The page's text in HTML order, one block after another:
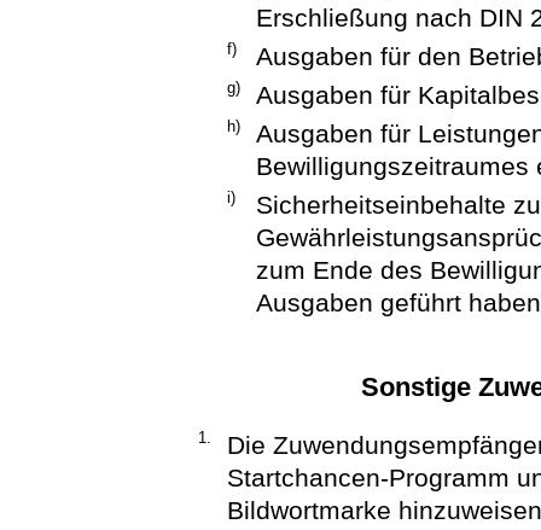
Erschließung nach DIN
f) Ausgaben für den
g) Ausgaben für
h)
Ausgaben für
Bewilligungszeitraumes
i)
Sicherheitseinbehalte
zum Ende des
Ausgaben geführt
Sonstige
1.
Die
Startchancen-Programm
Bildwortmarke